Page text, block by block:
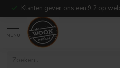
Klanten geven ons een 9,2 op
MENU